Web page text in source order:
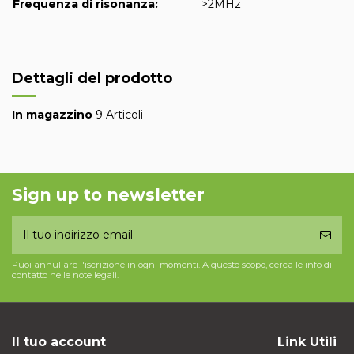
Frequenza di risonanza: >2MHz
Dettagli del prodotto
In magazzino 9 Articoli
Sign up to newsletter
Puoi annullare l'iscrizione in ogni momenti. A questo scopo, cerca le info di
contatto nelle note legali.
Il tuo account Link Utili